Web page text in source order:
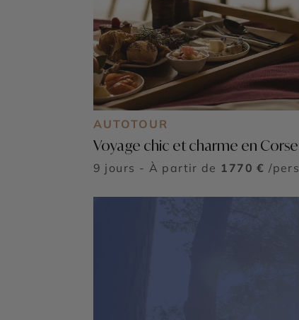
AUTOTOUR
Voyage chic et charme en Corse
9 jours - À partir de 1770 € /pers